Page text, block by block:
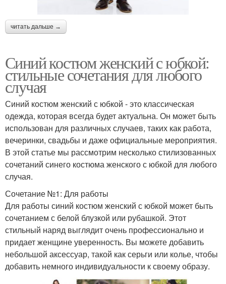
читать дальше →
Синий костюм женский с юбкой:
стильные сочетания для любого
случая
Синий костюм женский с юбкой - это классическая
одежда, которая всегда будет актуальна. Он может быть
использован для различных случаев, таких как работа,
вечеринки, свадьбы и даже официальные мероприятия.
В этой статье мы рассмотрим несколько стилизованных
сочетаний синего костюма женского с юбкой для любого
случая.
Сочетание №1: Для работы
Для работы синий костюм женский с юбкой может быть
сочетанием с белой блузкой или рубашкой. Этот
стильный наряд выглядит очень профессионально и
придает женщине уверенность. Вы можете добавить
небольшой аксессуар, такой как серьги или колье, чтобы
добавить немного индивидуальности к своему образу.